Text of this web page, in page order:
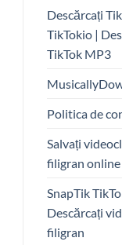
Descărcați
TikTokio |
TikTok MP3
Politica de
Salvați
filigran online
SnapTik
Descărcați
filigran